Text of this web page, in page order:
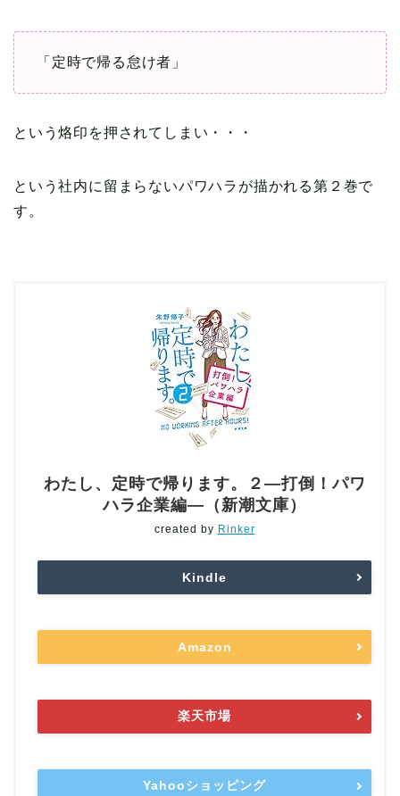
「定時で帰る怠け者」
という烙印を押されてしまい・・・
という社内に留まらないパワハラが描かれる第２巻で
す。
わたし、定時で帰ります。２―打倒！パワ
ハラ企業編―（新潮文庫）
created by Rinker
Kindle
Amazon
楽天市場
Yahooショッピング